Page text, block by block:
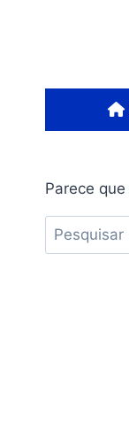
Parece
Pesquisar
por: